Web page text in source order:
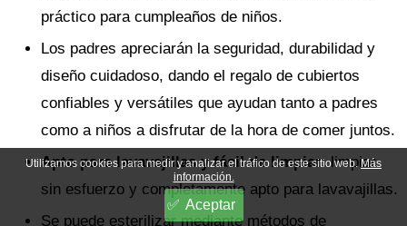
práctico para cumpleaños de niños.
Los padres apreciarán la seguridad, durabilidad y
diseño cuidadoso, dando el regalo de cubiertos
confiables y versátiles que ayudan tanto a padres
como a niños a disfrutar de la hora de comer juntos.
Apto para lavavajillas y fácil de limpiar: limpiar
sin esfuerzo y completamente apto para lavavajillas.
Se puede esterilizar mediante métodos de
Utilizamos cookies para medir y analizar el tráfico de este sitio web. Más
información.
Aceptar